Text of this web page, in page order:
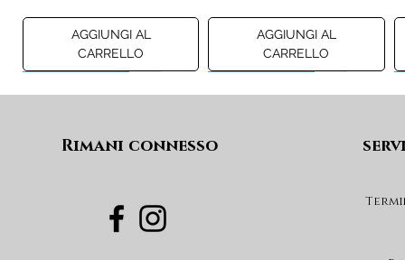
AGGIUNGI AL
CARRELLO
AGGIUNGI AL
CARRELLO
PENNYBLACK BLAZER IN
LIU JO SHORT CON
Rimani connesso